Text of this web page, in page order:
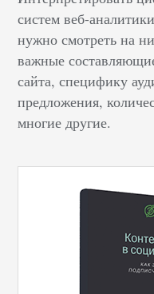
систем веб-
нужно смотреть на
важные
сайта, специфику
предложения,
многие другие.